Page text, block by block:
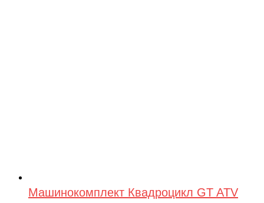
Машинокомплект Квадроцикл GT ATV